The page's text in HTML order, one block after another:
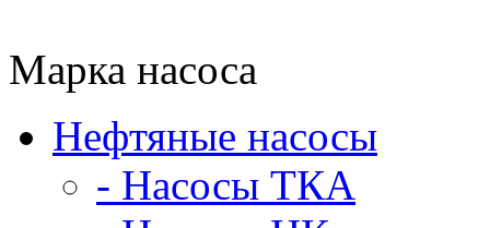
Марка насоса
Нефтяные насосы
- Насосы ТКА